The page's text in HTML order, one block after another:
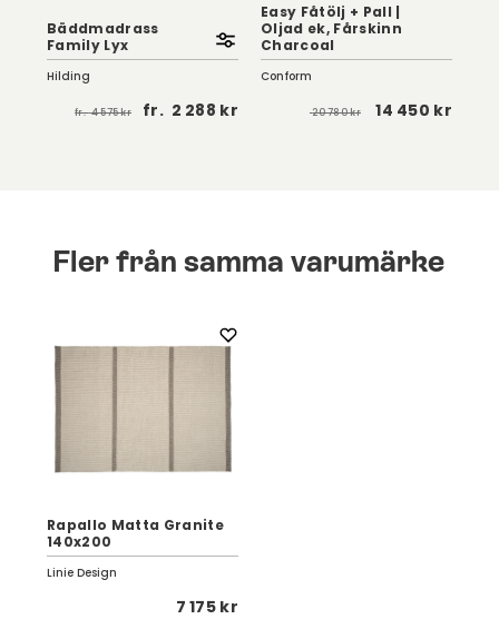
Bäddmadrass
Family Lyx
Hilding
fr.4 575 kr fr. 2 288 kr
Easy Fåtölj + Pall |
Oljad ek, Fårskinn
Charcoal
Conform
20 780 kr 14 450 kr
Fler från samma varumärke
Rapallo Matta Granite
140x200
Linie Design
7 175 kr